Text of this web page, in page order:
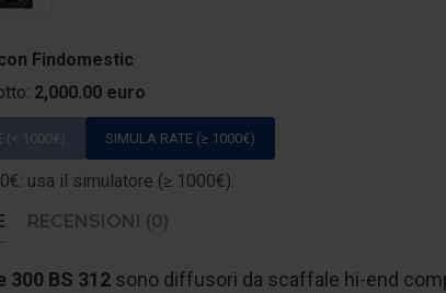
Findomestic
2,000.00 euro
(< 1000€) SIMULA RATE (≥ 1000€)
usa il simulatore (≥ 1000€).
RECENSIONI (0)
300 BS 312 sono diffusori da scaffale hi-end